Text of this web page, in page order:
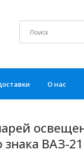
О нас
знака ВАЗ-